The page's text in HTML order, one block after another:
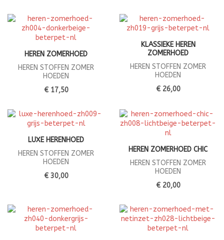
HEREN ZOMERHOED
HEREN STOFFEN ZOMER
HOEDEN
€ 17,50
KLASSIEKE HEREN
ZOMERHOED
HEREN STOFFEN ZOMER
HOEDEN
€ 26,00
LUXE HERENHOED
HEREN STOFFEN ZOMER
HOEDEN
€ 30,00
HEREN ZOMERHOED CHIC
HEREN STOFFEN ZOMER
HOEDEN
€ 20,00